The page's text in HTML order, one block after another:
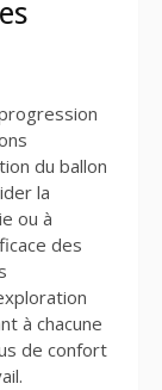
du ballon
la
ou à
des
à chacune
de confort